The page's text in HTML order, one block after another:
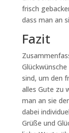
frisch
dass man an
Fazit
sind, um den
alles Gute zu
man an sie
dabei
Grüße und